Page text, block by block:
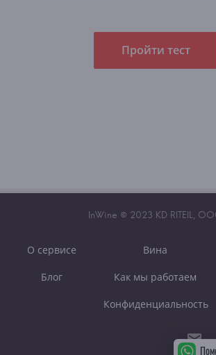
Пройти тест
InWine © 2023 KD RITEIL,
О сервисе Вина
Блог Как мы работаем
Конфиденциальность